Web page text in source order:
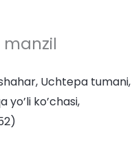
manzil
Uchtepa tumani,
yo’li ko’chasi,